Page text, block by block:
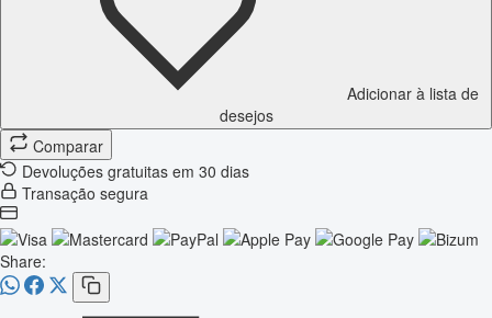
Adicionar à lista de
desejos
Comparar
Devoluções gratuitas em 30 dias
Transação segura
Share: